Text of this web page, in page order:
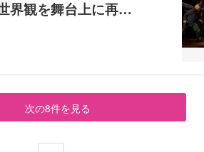
界観を舞台上に再…
次の8件を見る